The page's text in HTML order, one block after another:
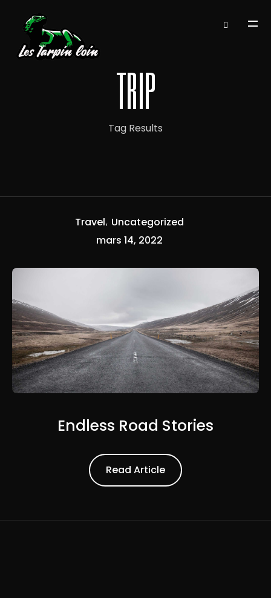
trip
Tag Results
Travel Uncategorized
mars 14, 2022
Endless Road Stories
Read Article